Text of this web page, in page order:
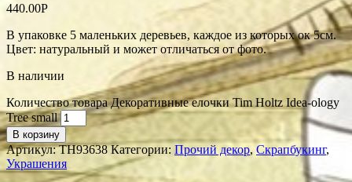
440.00Р
В упаковке 5 маленьких деревьев, каждое из которых ок 5см.
Цвет: натуральный и может отличаться от фото.
В наличии
Количество товара Декоративные елочки Tim Holtz Idea-ology
Tree small
В корзину
Артикул:TH93638 Категории: Прочий декор,Скрапбукинг,
Украшения